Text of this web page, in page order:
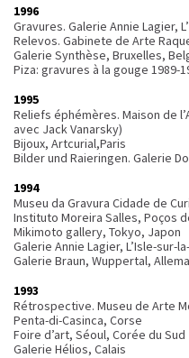
1996
Gravures. Galerie Annie Lagier,
Relevos. Gabinete de Arte
Galerie Synthèse, Bruxelles,
Piza: gravures à la gouge 1989-
1995
Reliefs éphémères. Maison de
avec Jack Vanarsky)
Bijoux, Artcurial,Paris
Bilder und Raieringen. Galerie
1994
Museu da Gravura Cidade de
Instituto Moreira Salles, Poços
Mikimoto gallery, Tokyo, Japon
Galerie Annie Lagier, L’Isle-sur-
Galerie Braun, Wuppertal,
1993
Rétrospective. Museu de Arte
Penta-di-Casinca, Corse
Foire d’art, Séoul, Corée du Sud
Galerie Hélios, Calais